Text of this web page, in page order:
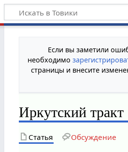
Если вы заметили
необходимо
страницы и внесите
Иркутский тракт
Статья Обсуждение